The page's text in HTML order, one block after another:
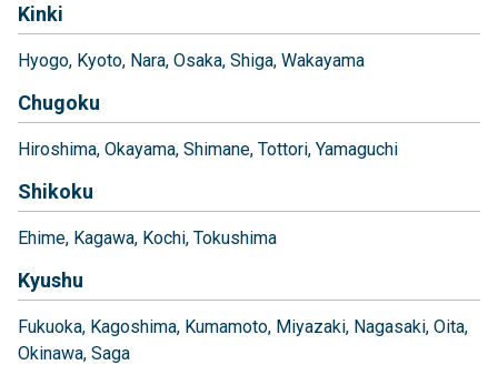
Kinki
Hyogo Kyoto Nara Osaka Shiga Wakayama
Chugoku
Hiroshima Okayama Shimane Tottori Yamaguchi
Shikoku
Ehime Kagawa Kochi Tokushima
Kyushu
Fukuoka Kagoshima Kumamoto Miyazaki Nagasaki Oita
Okinawa Saga